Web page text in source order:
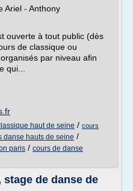
Ariel - Anthony
ouverte à tout public (dès
de classique ou
par niveau afin
qui...
haut de seine / cours
danse hauts de seine /
paris / cours de danse
stage de danse de